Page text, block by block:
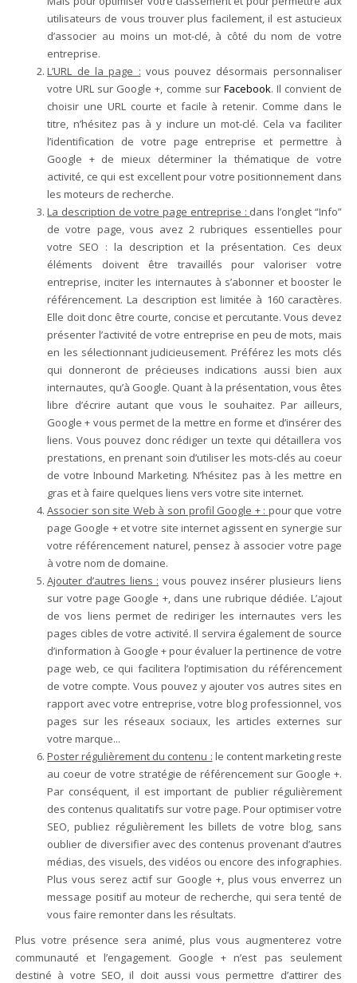
utilisateurs de vous trouver plus facilement, il est astucieux
d’associer au moins un mot-clé, à côté du nom de votre
entreprise.
L’URL de la page : vous pouvez désormais personnaliser
votre URL sur Google +, comme sur Facebook. Il convient de
choisir une URL courte et facile à retenir. Comme dans le
titre, n’hésitez pas à y inclure un mot-clé. Cela va faciliter
l’identification de votre page entreprise et permettre à
Google + de mieux déterminer la thématique de votre
activité, ce qui est excellent pour votre positionnement dans
les moteurs de recherche.
La description de votre page entreprise : dans l’onglet “Info”
de votre page, vous avez 2 rubriques essentielles pour
votre SEO : la description et la présentation. Ces deux
éléments doivent être travaillés pour valoriser votre
entreprise, inciter les internautes à s’abonner et booster le
référencement. La description est limitée à 160 caractères.
Elle doit donc être courte, concise et percutante. Vous devez
présenter l’activité de votre entreprise en peu de mots, mais
en les sélectionnant judicieusement. Préférez les mots clés
qui donneront de précieuses indications aussi bien aux
internautes, qu’à Google. Quant à la présentation, vous êtes
libre d’écrire autant que vous le souhaitez. Par ailleurs,
Google + vous permet de la mettre en forme et d’insérer des
liens. Vous pouvez donc rédiger un texte qui détaillera vos
prestations, en prenant soin d’utiliser les mots-clés au coeur
de votre Inbound Marketing. N’hésitez pas à les mettre en
gras et à faire quelques liens vers votre site internet.
Associer son site Web à son profil Google + : pour que votre
page Google + et votre site internet agissent en synergie sur
votre référencement naturel, pensez à associer votre page
à votre nom de domaine.
Ajouter d’autres liens : vous pouvez insérer plusieurs liens
sur votre page Google +, dans une rubrique dédiée. L’ajout
de vos liens permet de rediriger les internautes vers les
pages cibles de votre activité. Il servira également de source
d’information à Google + pour évaluer la pertinence de votre
page web, ce qui facilitera l’optimisation du référencement
de votre compte. Vous pouvez y ajouter vos autres sites en
rapport avec votre entreprise, votre blog professionnel, vos
pages sur les réseaux sociaux, les articles externes sur
votre marque...
Poster régulièrement du contenu : le content marketing reste
au coeur de votre stratégie de référencement sur Google +.
Par conséquent, il est important de publier régulièrement
des contenus qualitatifs sur votre page. Pour optimiser votre
SEO, publiez régulièrement les billets de votre blog, sans
oublier de diversifier avec des contenus provenant d’autres
médias, des visuels, des vidéos ou encore des infographies.
Plus vous serez actif sur Google +, plus vous enverrez un
message positif au moteur de recherche, qui sera tenté de
vous faire remonter dans les résultats.
Plus votre présence sera animé, plus vous augmenterez votre
communauté et l’engagement. Google + n’est pas seulement
destiné à votre SEO, il doit aussi vous permettre d’attirer des